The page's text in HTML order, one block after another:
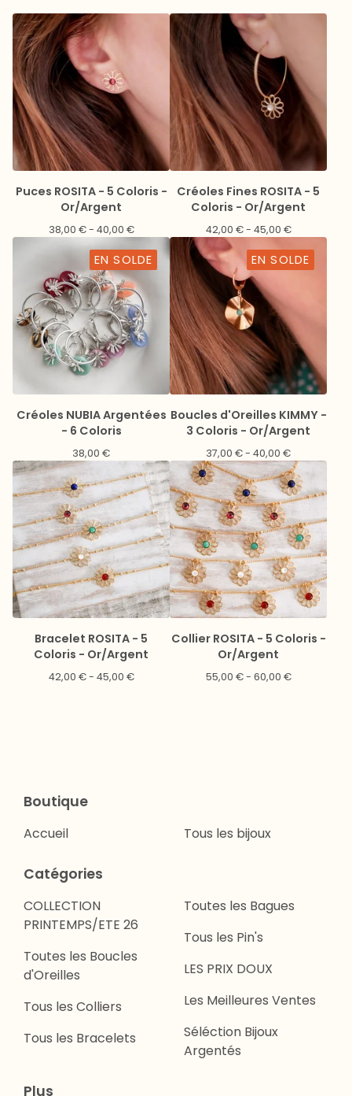
Puces ROSITA - 5 Coloris -
Or/Argent
38,00 €- 40,00 €
Créoles Fines ROSITA - 5
Coloris - Or/Argent
42,00 €- 45,00 €
EN SOLDE
Créoles NUBIA Argentées
- 6 Coloris
38,00 €
EN SOLDE
Boucles d'Oreilles KIMMY -
3 Coloris - Or/Argent
37,00 €- 40,00 €
Bracelet ROSITA - 5
Coloris - Or/Argent
42,00 €- 45,00 €
Collier ROSITA - 5 Coloris -
Or/Argent
55,00 €- 60,00 €
Boutique
Accueil Tous les bijoux
Catégories
COLLECTION
PRINTEMPS/ETE 26
Toutes les Boucles
d'Oreilles
Tous les Colliers
Tous les Bracelets
Toutes les Bagues
Tous les Pin's
LES PRIX DOUX
Les Meilleures Ventes
Séléction Bijoux
Argentés
Plus